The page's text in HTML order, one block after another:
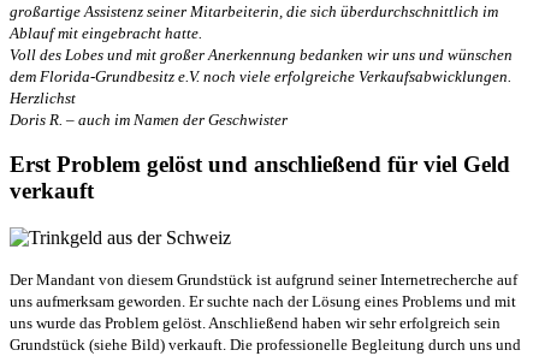
großartige Assistenz seiner Mitarbeiterin, die sich überdurchschnittlich im
Ablauf mit eingebracht hatte.
Voll des Lobes und mit großer Anerkennung bedanken wir uns und wünschen
dem Florida-Grundbesitz e.V. noch viele erfolgreiche Verkaufsabwicklungen.
Herzlichst
Doris R. – auch im Namen der Geschwister
Erst Problem gelöst und anschließend für viel Geld
verkauft
Der Mandant von diesem Grundstück ist aufgrund seiner Internetrecherche auf
uns aufmerksam geworden. Er suchte nach der Lösung eines Problems und mit
uns wurde das Problem gelöst. Anschließend haben wir sehr erfolgreich sein
Grundstück (siehe Bild) verkauft. Die professionelle Begleitung durch uns und